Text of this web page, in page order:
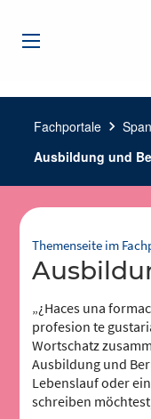
Fachportale chevron_right
Ausbildung und
Themenseite im
„¿Haces una
profesion te
Wortschatz
Ausbildung und
Lebenslauf oder
schreiben